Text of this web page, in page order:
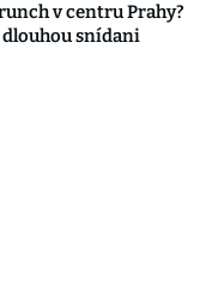
v centru Prahy?
snídani